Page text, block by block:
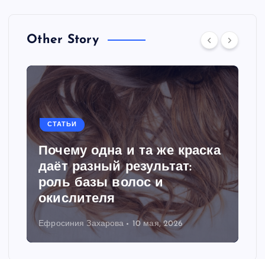
Other Story
СТАТЬИ
Почему одна и та же краска
даёт разный результат:
роль базы волос и
окислителя
Ефросиния Захарова 10 мая, 2026